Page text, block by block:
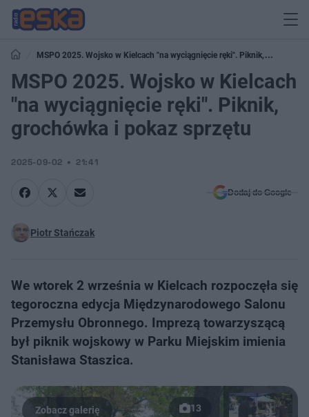
MSPO 2025. Wojsko w Kielcach "na wyciągnięcie ręki". Piknik,
grochówka i pokaz sprzętu
MSPO 2025. Wojsko w Kielcach
"na wyciągnięcie ręki". Piknik,
grochówka i pokaz sprzętu
2025-09-02 21:41
Dodaj do Google
Piotr Stańczak
We wtorek 2 września w Kielcach rozpoczęła się
tegoroczna edycja Międzynarodowego Salonu
Przemysłu Obronnego. Imprezą towarzyszącą
był piknik wojskowy w Parku Miejskim imienia
Stanisława Staszica.
13